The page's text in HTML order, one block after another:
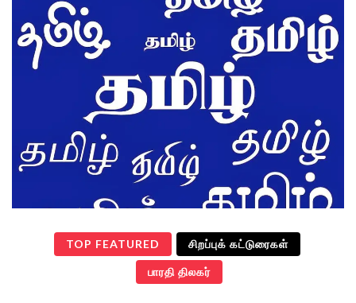
TOP FEATURED சிறப்புக் கட்டுரைகள்
பாரதி திலகர்